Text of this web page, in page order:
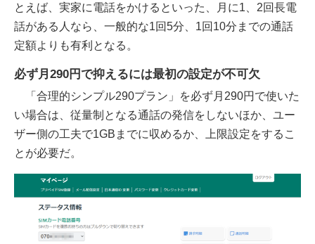
とえば、実家に電話をかけるといった、月に1、2回長電
話がある人なら、一般的な1回5分、1回10分までの通話
定額よりも有利となる。
必ず月290円で抑えるには最初の設定が不可欠
「合理的シンプル290プラン」を必ず月290円で使いた
い場合は、従量制となる通話の発信をしないほか、ユー
ザー側の工夫で1GBまでに収めるか、上限設定をするこ
とが必要だ。